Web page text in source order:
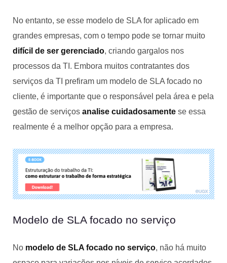
No entanto, se esse modelo de SLA for aplicado em
grandes empresas, com o tempo pode se tornar muito
difícil de ser gerenciado, criando gargalos nos
processos da TI. Embora muitos contratantes dos
serviços da TI prefiram um modelo de SLA focado no
cliente, é importante que o responsável pela área e pela
gestão de serviços analise cuidadosamente se essa
realmente é a melhor opção para a empresa.
Modelo de SLA focado no serviço
No modelo de SLA focado no serviço, não há muito